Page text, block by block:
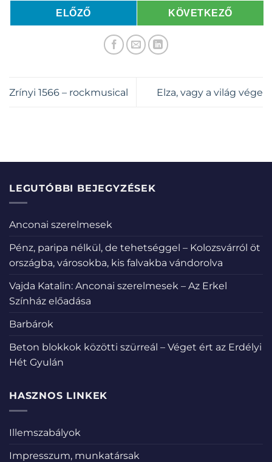
ELŐZŐ KÖVETKEZŐ
Zrínyi 1566 – rockmusical Elza, vagy a világ vége
LEGUTÓBBI BEJEGYZÉSEK
Anconai szerelmesek
Pénz, paripa nélkül, de tehetséggel – Kolozsvárról öt
országba, városokba, kis falvakba vándorolva
Vajda Katalin: Anconai szerelmesek – Az Erkel
Színház előadása
Barbárok
Beton blokkok közötti szürreál – Véget ért az Erdélyi
Hét Gyulán
HASZNOS LINKEK
Illemszabályok
Impresszum, munkatársak